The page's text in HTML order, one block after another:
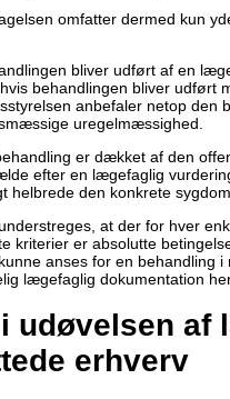
omfatter dermed kun
bliver udført af en
behandlingen bliver udført
anbefaler netop den
uregelmæssighed.
er dækket af den
efter en lægefaglig
helbrede den konkrete
at der for hver
kriterier er absolutte
anses for en behandling
lægefaglig dokumentation
udøvelsen
erhverv